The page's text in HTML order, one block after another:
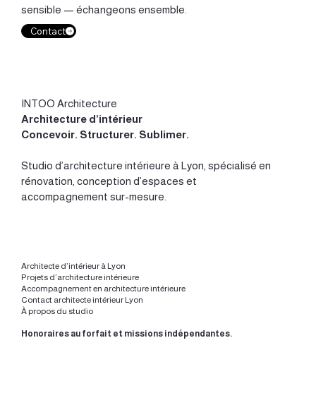
devient un projet d’espace, d’usage et d’identité.INTOO
Architecture : faire d’une rénovation complète un projet
sensible — échangeons ensemble.
Contact
INTOO Architecture
Architecture d’intérieur
Concevoir. Structurer. Sublimer.
Studio d’architecture intérieure à Lyon , spécialisé en
rénovation, conception d’espaces et
accompagnement sur-mesure.
Architecte d’intérieur à Lyon
Projets d’architecture intérieure
Accompagnement en architecture intérieure
Contact architecte intérieur Lyon
À propos du studio
Honoraires au forfait et missions indépendantes.